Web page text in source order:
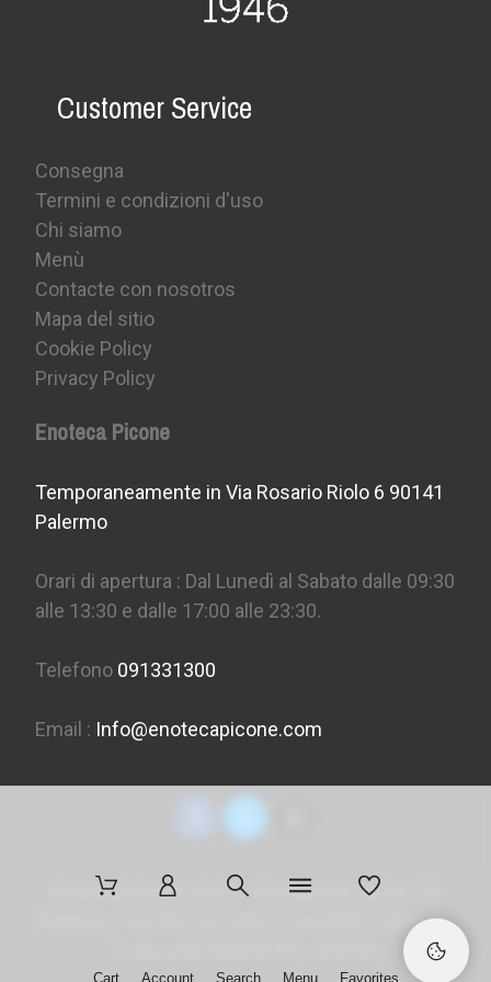
Customer Service
Consegna
Termini e condizioni d'uso
Chi siamo
Menù
Contacte con nosotros
Mapa del sitio
Cookie Policy
Privacy Policy
Enoteca Picone
Temporaneamente in Via Rosario Riolo 6 90141
Palermo
Orari di apertura : Dal Lunedì al Sabato dalle 09:30
alle 13:30 e dalle 17:00 alle 23:30.
Telefono 091331300
Email : Info@enotecapicone.com
Enoteca Picone S.R.L. - Via Marconi 36, 90141
Palermo - tel. 091 331300 - P.Iva 05957150823 -
Cart Account Search Menu Favorites